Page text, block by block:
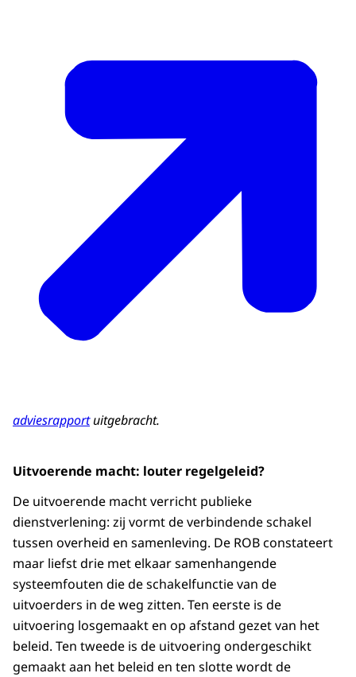
adviesrapportuitgebracht.
Uitvoerende macht: louter regelgeleid?
De uitvoerende macht verricht publieke
dienstverlening: zij vormt de verbindende schakel
tussen overheid en samenleving. De ROB constateert
maar liefst drie met elkaar samenhangende
systeemfouten die de schakelfunctie van de
uitvoerders in de weg zitten. Ten eerste is de
uitvoering losgemaakt en op afstand gezet van het
beleid. Ten tweede is de uitvoering ondergeschikt
gemaakt aan het beleid en ten slotte wordt de